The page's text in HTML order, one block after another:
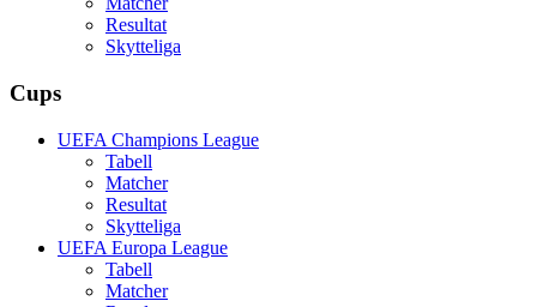
Resultat
Skytteliga
Cups
UEFA Champions League
Tabell
Matcher
Resultat
Skytteliga
UEFA Europa League
Tabell
Matcher